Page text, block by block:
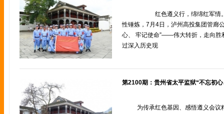
红色遵义行，绵绵红军情。
性锤炼，7月4日，泸州高投集团管廊
心、 牢记使命”——伟大转折，走向胜
过深入历史现
第2100期：贵州省太平监狱“不忘初
为传承红色基因、感悟遵义会